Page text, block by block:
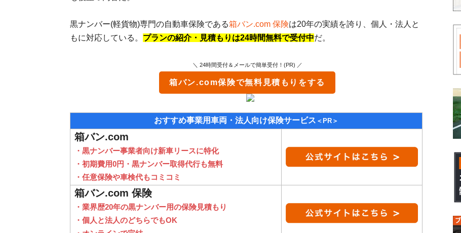
黒ナンバー(軽貨物)専門の自動車保険である箱バン.com 保険は20年の実績を誇り、個人・法人と
もに対応している。 プランの紹介・見積もりは24時間無料で受付中だ。
＼ 24時間受付＆メールで簡単受付！(PR) ／
箱バン.com保険で無料見積もりをする
おすすめ事業用車両・法人向け保険サービス ＜PR＞
箱バン.com
・黒ナンバー事業者向け新車リースに特化
・初期費用0円・黒ナンバー取得代行も無料
・任意保険や車検代もコミコミ
箱バン.com 保険
・業界歴20年の黒ナンバー用の保険見積もり
・個人と法人のどちらでもOK